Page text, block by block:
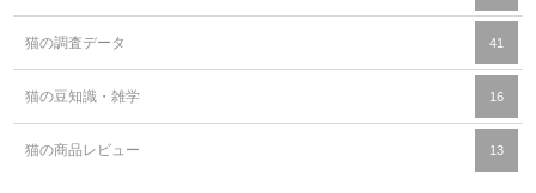
猫の調査データ 41
猫の豆知識・雑学 16
猫の商品レビュー 13